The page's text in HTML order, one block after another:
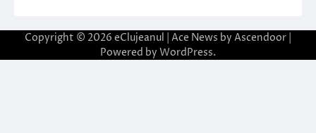
Copyright © 2026 eClujeanul | Ace News by Ascendoor
Powered by WordPress.